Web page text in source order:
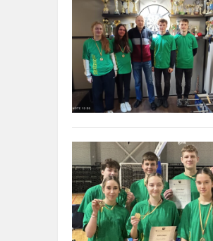
Prienų
„Žiburio“
gimnazijos
sportininkų
laimėjimai
Gimnazijos
pirmokų
komandos
puikiai
pasirodė
stalo